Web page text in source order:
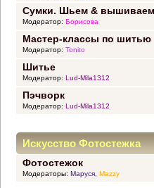
Сумки. Шьем & вышиваем
Модератор: Борисова
Мастер-классы по шитью
Модератор: Tonito
Шитье
Модератор: Lud-Mila1312
Пэчворк
Модератор: Lud-Mila1312
Искусство Фотостежка
Фотостежок
Модераторы: Маруся, Mazzy